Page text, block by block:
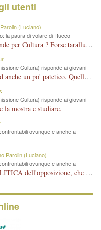
utenti
(Luciano)
la paura di volare di Rucco
Vorrei sapere dal C.C. Rolando cosa intende per Cultura ? Forse tarallucci, vino e sagre, o spaghetti tricolori del PD ? Il continuo (s)parlare della mostra a Palazzo Chiericati caro consigliere DANNEGGIA FORTEMENTE l'immagine della città TUTTA e fa deviare i consensi che in RUSSIA (badi bene ex U.R.S.S.) sono ECCELLENTI. A livello artistico l'evento è di alta Valenza culturale, COMPITO di Tutta la Cittadinanza fare il possibile per propagandare l'iniziativa senza farne UN CASO PARTITICO come fa Lei da sempre. Meno Gazebo + Partecipazione! E così sia. Amen.
Cultura) risponde ai giovani
Commento di Kairos totalmente inutile ed anche un po' patetico. Quella che è completamente mancata è stata la promozione internazionale dell'evento effettuata da chi lo sa fare, l'amministrazione in questo è stata totalmente assente relegando al provincialismo una mostra che meritava ben altre platee ed i risultati sono sotto gli occhi di tutti. Su questo bisogna parlare, il fatto di averla organizzata al Chiericati certo non ha aiutato ma è un aspetto secondario rispetto a quello della promozione. In città con le mostre organizzate da Goldin - che certo ha fatto principalmente i suoi interessi, ma ne ha comunque beneficiato la città in immagine e commercio per il centro - arrivavano giornalmente pullman carichi di turisti. Dove sono i turisti ora?
Cultura) risponde ai giovani
la mostra e studiare.
ovunque e anche a
Parolin (Luciano)
ovunque e anche a
Il finale, fa la differenza tra la critica POLITICA dell'opposizione, che ha perso le elezioni ed è minoranza e non trova altri argomenti per politicizzare sul sito qua o là ? La critica d'arte invece è un'altra cosa che lascio agli altri. Per ora mi basta la lezione magistrale del prof. Giulianati.